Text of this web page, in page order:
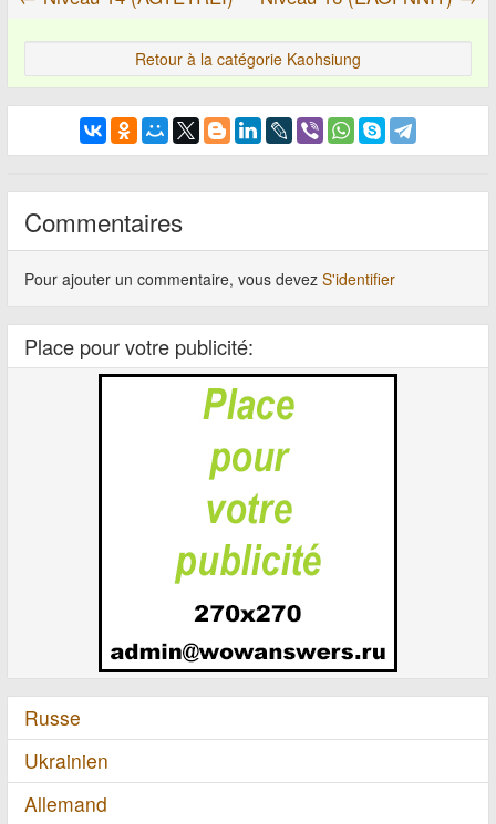
Retour à la catégorie Kaohsiung
Commentaires
Pour ajouter un commentaire, vous devez S'identifier
Place pour votre publicité:
Russe
Ukrainien
Allemand